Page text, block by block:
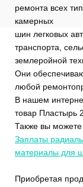
ремонта всех
камерных
шин легковых
транспорта,
землеройной
Они
любой
В нашем
товар Пластырь
Также вы можете
Заплаты
материалы для
Приобретая